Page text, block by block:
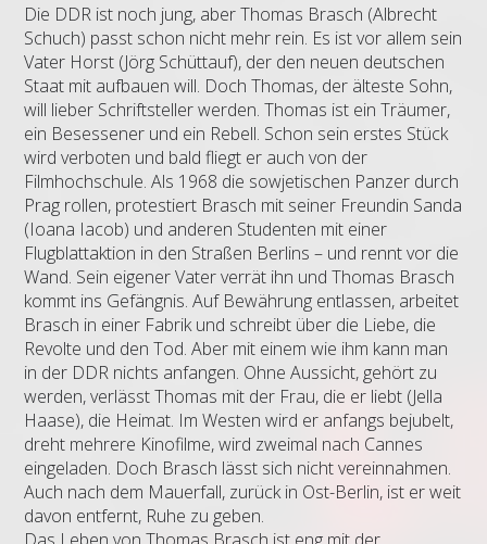
Die DDR ist noch jung, aber Thomas Brasch (Albrecht
Schuch) passt schon nicht mehr rein. Es ist vor allem sein
Vater Horst (Jörg Schüttauf), der den neuen deutschen
Staat mit aufbauen will. Doch Thomas, der älteste Sohn,
will lieber Schriftsteller werden. Thomas ist ein Träumer,
ein Besessener und ein Rebell. Schon sein erstes Stück
wird verboten und bald fliegt er auch von der
Filmhochschule. Als 1968 die sowjetischen Panzer durch
Prag rollen, protestiert Brasch mit seiner Freundin Sanda
(Ioana Iacob) und anderen Studenten mit einer
Flugblattaktion in den Straßen Berlins – und rennt vor die
Wand. Sein eigener Vater verrät ihn und Thomas Brasch
kommt ins Gefängnis. Auf Bewährung entlassen, arbeitet
Brasch in einer Fabrik und schreibt über die Liebe, die
Revolte und den Tod. Aber mit einem wie ihm kann man
in der DDR nichts anfangen. Ohne Aussicht, gehört zu
werden, verlässt Thomas mit der Frau, die er liebt (Jella
Haase), die Heimat. Im Westen wird er anfangs bejubelt,
dreht mehrere Kinofilme, wird zweimal nach Cannes
eingeladen. Doch Brasch lässt sich nicht vereinnahmen.
Auch nach dem Mauerfall, zurück in Ost-Berlin, ist er weit
davon entfernt, Ruhe zu geben.